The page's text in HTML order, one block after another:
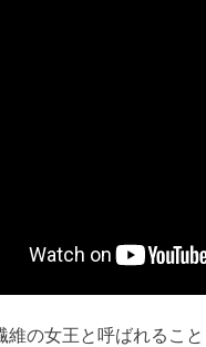
維の女王と呼ばれること